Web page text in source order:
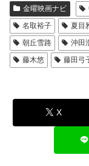
金曜映画ナビ
名取裕子
夏目
朝丘雪路
沖田
藤木悠
藤田弓
X